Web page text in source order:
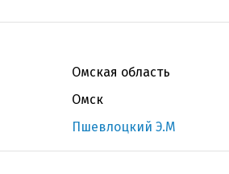
Омская область
Омск
Пшевлоцкий Э.М